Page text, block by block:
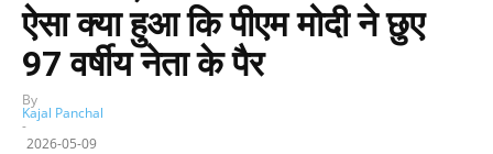
ऐसा क्या हुआ कि पीएम मोदी ने छुए
97 वर्षीय नेता के पैर
By
Kajal Panchal
-
2026-05-09